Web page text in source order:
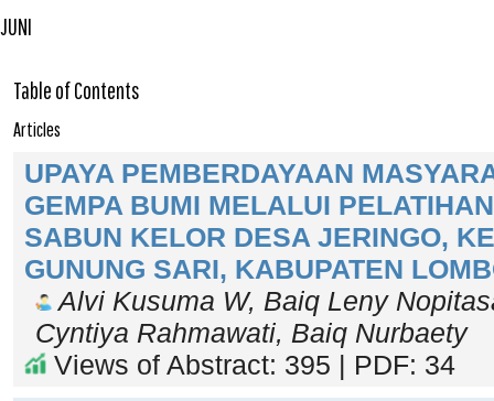
JUNI
Table of Contents
Articles
UPAYA PEMBERDAYAAN
GEMPA BUMI MELALUI
SABUN KELOR DESA JERINGO,
GUNUNG SARI, KABUPATEN
Alvi Kusuma W, Baiq Leny
Cyntiya Rahmawati, Baiq Nurbaety
Views of Abstract: 395 | PDF: 34